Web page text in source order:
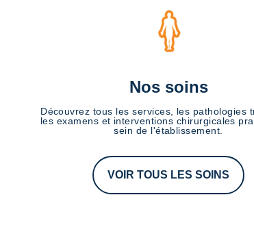
Nos soins
Découvrez tous les services, les pathologies
les examens et interventions chirurgicales
sein de l'établissement.
VOIR TOUS LES SOINS